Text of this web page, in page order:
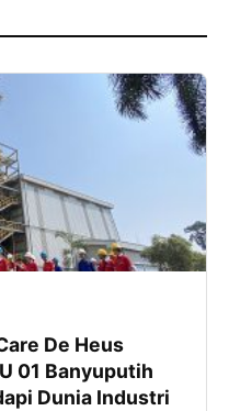
De Heus
01 Banyuputih
Dunia Industri